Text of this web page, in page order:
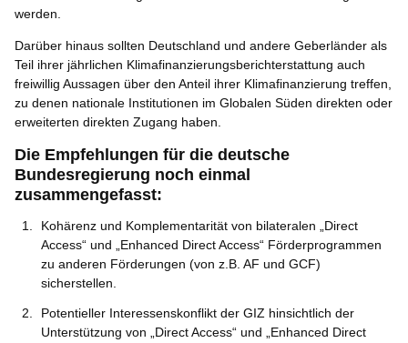
werden.
Darüber hinaus sollten Deutschland und andere Geberländer als
Teil ihrer jährlichen Klimafinanzierungsberichterstattung auch
freiwillig Aussagen über den Anteil ihrer Klimafinanzierung treffen,
zu denen nationale Institutionen im Globalen Süden direkten oder
erweiterten direkten Zugang haben.
Die Empfehlungen für die deutsche
Bundesregierung noch einmal
zusammengefasst:
Kohärenz und Komplementarität von bilateralen „Direct
Access“ und „Enhanced Direct Access“ Förderprogrammen
zu anderen Förderungen (von z.B. AF und GCF)
sicherstellen.
Potentieller Interessenskonflikt der GIZ hinsichtlich der
Unterstützung von „Direct Access“ und „Enhanced Direct